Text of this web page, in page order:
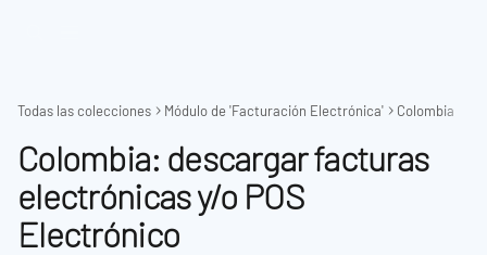
Todas las colecciones Módulo de 'Facturación Electrónica' Colombia
Colombia: descargar facturas
electrónicas y/o POS
Electrónico